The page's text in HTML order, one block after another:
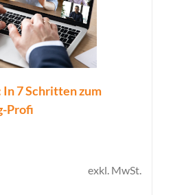
7 Schritten zum
Profi
exkl. MwSt.